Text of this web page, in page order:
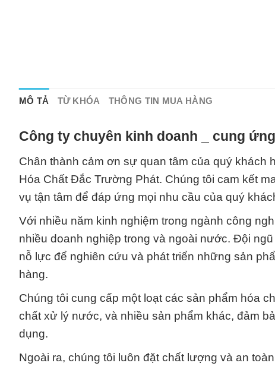
MÔ TẢ TỪ KHÓA THÔNG TIN MUA HÀNG
Công ty chuyên kinh doanh _ cung
Chân thành cảm ơn sự quan tâm của quý khách
Hóa Chất Đắc Trường Phát. Chúng tôi cam kết
vụ tận tâm để đáp ứng mọi nhu cầu của quý
Với nhiều năm kinh nghiệm trong ngành công
nhiều doanh nghiệp trong và ngoài nước. Đội
nỗ lực để nghiên cứu và phát triển những sản
hàng.
Chúng tôi cung cấp một loạt các sản phẩm hóa
chất xử lý nước, và nhiều sản phẩm khác, đảm
dụng.
Ngoài ra, chúng tôi luôn đặt chất lượng và an